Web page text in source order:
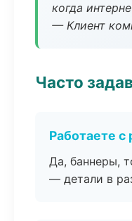
когда
— Клиент
Часто
Работаете с
Да, баннеры,
— детали в